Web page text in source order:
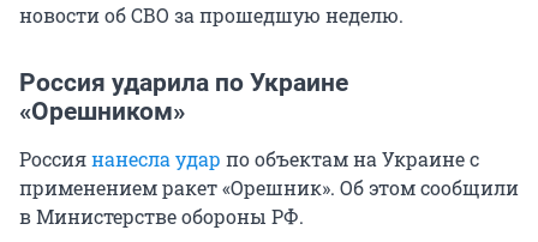
новости об СВО за прошедшую неделю.
Россия ударила по Украине
«Орешником»
Россиянанесла удар по объектам на Украине с
применением ракет «Орешник». Об этом сообщили
в Министерстве обороны РФ.